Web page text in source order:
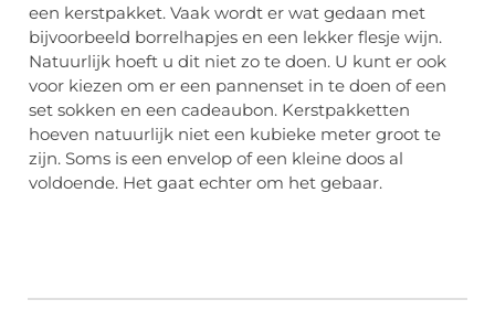
een kerstpakket. Vaak wordt er wat gedaan met
bijvoorbeeld borrelhapjes en een lekker flesje wijn.
Natuurlijk hoeft u dit niet zo te doen. U kunt er ook
voor kiezen om er een pannenset in te doen of een
set sokken en een cadeaubon. Kerstpakketten
hoeven natuurlijk niet een kubieke meter groot te
zijn. Soms is een envelop of een kleine doos al
voldoende. Het gaat echter om het gebaar.